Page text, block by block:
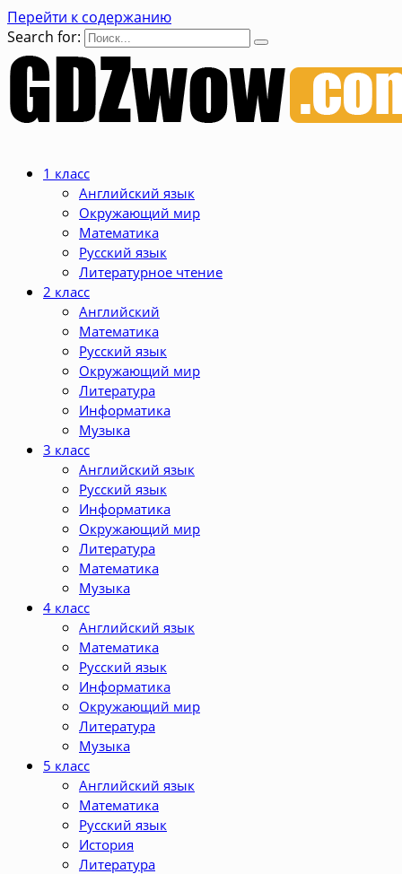
Перейти к содержанию
Search for:
1 класс
Английский язык
Окружающий мир
Математика
Русский язык
Литературное чтение
2 класс
Английский
Математика
Русский язык
Окружающий мир
Литература
Информатика
Музыка
3 класс
Английский язык
Русский язык
Информатика
Окружающий мир
Литература
Математика
Музыка
4 класс
Английский язык
Математика
Русский язык
Информатика
Окружающий мир
Литература
Музыка
5 класс
Английский язык
Математика
Русский язык
История
Литература